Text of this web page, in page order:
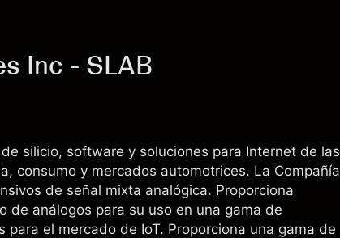
Inc - SLAB
de silicio, software y soluciones para Internet de las
consumo y mercados automotrices. La Compañía
de señal mixta analógica. Proporciona
de análogos para su uso en una gama de
el mercado de IoT. Proporciona una gama de